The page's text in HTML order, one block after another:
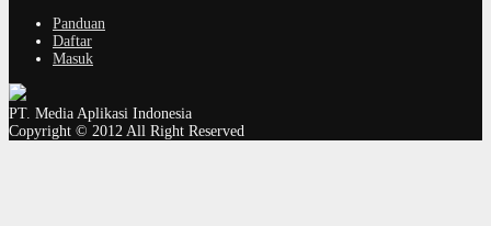
Panduan
Daftar
Masuk
PT. Media Aplikasi Indonesia
Copyright © 2012 All Right Reserved